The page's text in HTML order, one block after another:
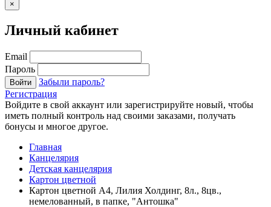
×
Личный кабинет
Email
Пароль
Войти
Забыли пароль?
Регистрация
Войдите в свой аккаунт или зарегистрируйте новый, чтобы
иметь полный контроль над своими заказами, получать
бонусы и многое другое.
Главная
Канцелярия
Детская канцелярия
Картон цветной
Картон цветной А4, Лилия Холдинг, 8л., 8цв.,
немелованный, в папке, "Антошка"